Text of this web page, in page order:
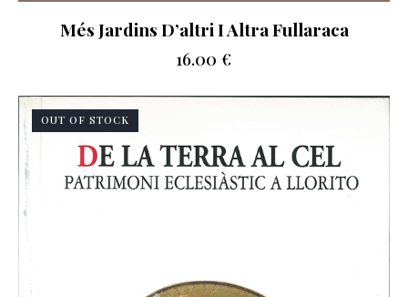
Més Jardins D’altri I Altra Fullaraca
16.00 €
OUT OF STOCK